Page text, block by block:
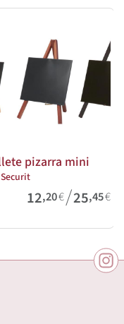
pizarra mini
Securit
12,20€/25,45€